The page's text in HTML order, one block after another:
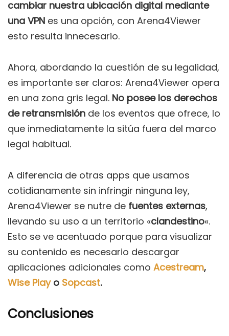
cambiar nuestra ubicación digital mediante
una VPN es una opción, con Arena4Viewer
esto resulta innecesario.
Ahora, abordando la cuestión de su legalidad,
es importante ser claros: Arena4Viewer opera
en una zona gris legal. No posee los derechos
de retransmisión de los eventos que ofrece, lo
que inmediatamente la sitúa fuera del marco
legal habitual.
A diferencia de otras apps que usamos
cotidianamente sin infringir ninguna ley,
Arena4Viewer se nutre de fuentes externas,
llevando su uso a un territorio «clandestino«.
Esto se ve acentuado porque para visualizar
su contenido es necesario descargar
aplicaciones adicionales como Acestream,
Wise Playo Sopcast.
Conclusiones